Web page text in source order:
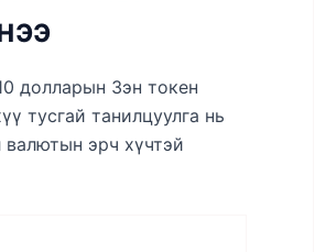
долларын Зэн токен
тусгай танилцуулга нь
эрч хүчтэй